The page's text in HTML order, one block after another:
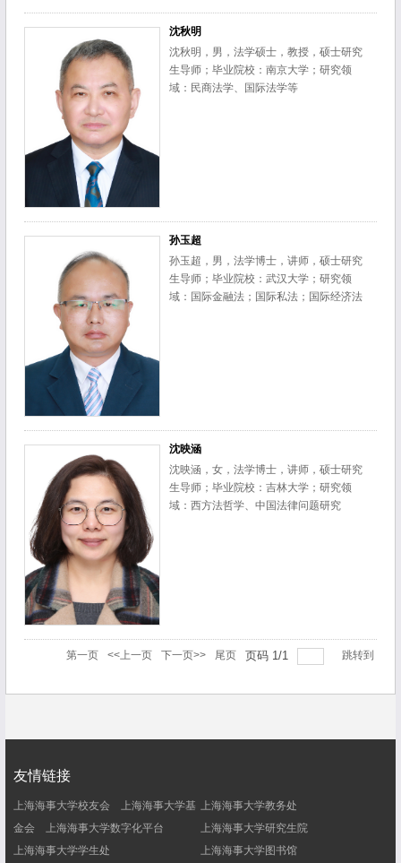
沈秋明
沈秋明，男，法学硕士，教授，硕士研究
生导师；毕业院校：南京大学；研究领
域：民商法学、国际法学等
孙玉超
孙玉超，男，法学博士，讲师，硕士研究
生导师；毕业院校：武汉大学；研究领
域：国际金融法；国际私法；国际经济法
沈映涵
沈映涵，女，法学博士，讲师，硕士研究
生导师；毕业院校：吉林大学；研究领
域：西方法哲学、中国法律问题研究
第一页 <<上一页 下一页>> 尾页 页码 1/1 跳转到
友情链接
上海海事大学校友会
上海海事大学基
金会
上海海事大学数字化平台
上海海事大学教务处
上海海事大学研究生院
上海海事大学学生处
上海海事大学图书馆